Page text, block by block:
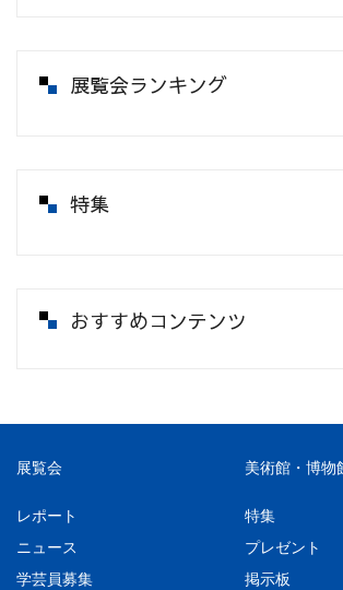
展覧会ランキング
特集
おすすめコンテンツ
展覧会 美術館・博物
レポート
特集
ニュース
プレゼント
学芸員募集
掲示板